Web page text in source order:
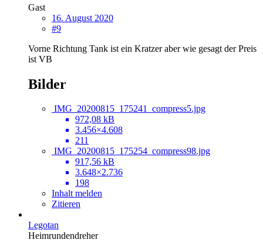
Gast
16. August 2020
#9
Vorne Richtung Tank ist ein Kratzer aber wie gesagt der Preis
ist VB
Bilder
IMG_20200815_175241_compress5.jpg
972,08 kB
3.456×4.608
211
IMG_20200815_175254_compress98.jpg
917,56 kB
3.648×2.736
198
Inhalt melden
Zitieren
Legotan
Heimrundendreher